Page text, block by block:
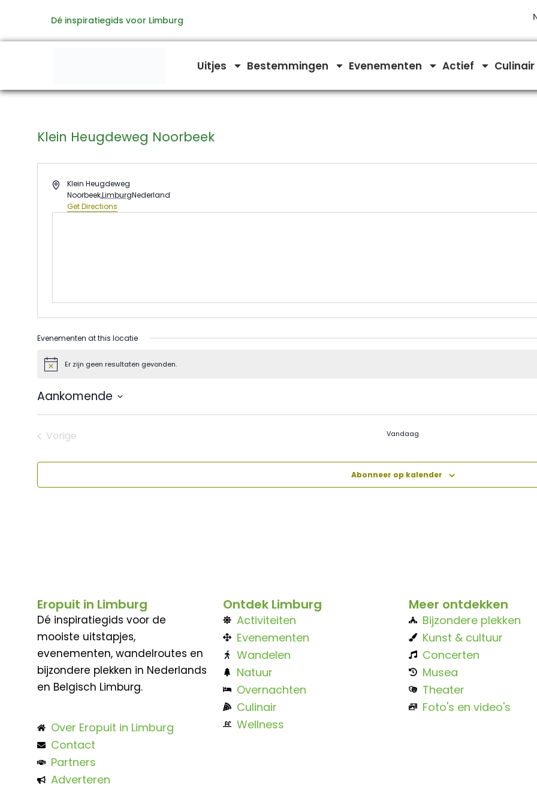
de
Dé inspiratiegids voor Limburg
Uitjes Bestemmingen Evenementen Actief Culinair
Klein Heugdeweg Noorbeek
AddressKlein Heugdeweg
Noorbeek,LimburgNederland
Get Directions
Evenementen at this locatie
BerichtEr zijn geen resultaten gevonden.
Aankomende
datum.
Vorige
Vandaag
Abonneer op kalender
Eropuit in Limburg
Dé inspiratiegids voor de
mooiste uitstapjes,
evenementen, wandelroutes en
bijzondere plekken in Nederlands
en Belgisch Limburg.
Over Eropuit in Limburg
Contact
Partners
Adverteren
Ontdek Limburg
Activiteiten
Evenementen
Wandelen
Natuur
Overnachten
Culinair
Wellness
Meer ontdekken
Bijzondere plekken
Kunst & cultuur
Concerten
Musea
Theater
Foto's en video's